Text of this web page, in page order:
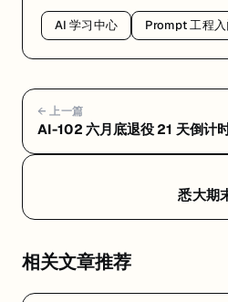
AI 学习中心 Prompt 工程入
← 上一篇
AI-102 六月底退役 21 天倒计
悉大期
相关文章推荐